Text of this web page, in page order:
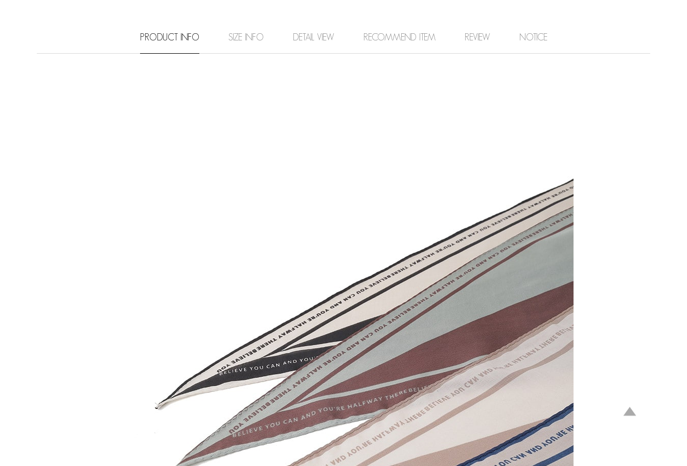
PRODUCT INFO SIZE INFO DETAIL VIEW RECOMMEND ITEM REVIEW NOTICE